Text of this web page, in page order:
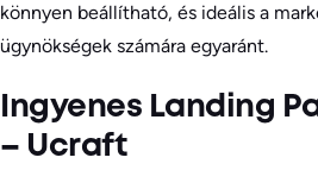
könnyen beállítható, és ideális a
ügynökségek számára egyaránt.
Ingyenes Landing
– Ucraft